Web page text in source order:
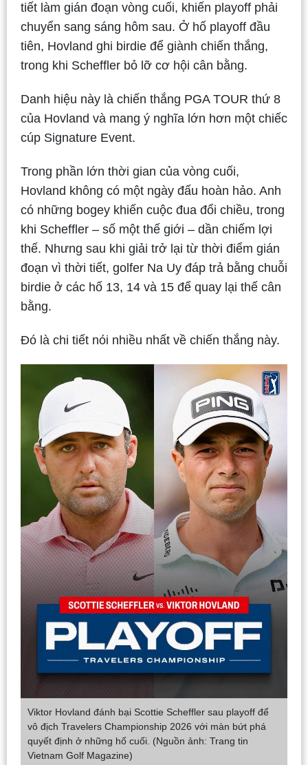
tiết làm gián đoạn vòng cuối, khiến playoff phải
chuyển sang sáng hôm sau. Ở hố playoff đầu
tiên, Hovland ghi birdie để giành chiến thắng,
trong khi Scheffler bỏ lỡ cơ hội cân bằng.
Danh hiệu này là chiến thắng PGA TOUR thứ 8
của Hovland và mang ý nghĩa lớn hơn một chiếc
cúp Signature Event.
Trong phần lớn thời gian của vòng cuối,
Hovland không có một ngày đấu hoàn hảo. Anh
có những bogey khiến cuộc đua đổi chiều, trong
khi Scheffler – số một thế giới – dần chiếm lợi
thế. Nhưng sau khi giải trở lại từ thời điểm gián
đoạn vì thời tiết, golfer Na Uy đáp trả bằng chuỗi
birdie ở các hố 13, 14 và 15 để quay lại thế cân
bằng.
Đó là chi tiết nói nhiều nhất về chiến thắng này.
Viktor Hovland đánh bại Scottie Scheffler sau playoff để
vô địch Travelers Championship 2026 với màn bứt phá
quyết định ở những hố cuối. (Nguồn ảnh: Trang tin
Vietnam Golf Magazine)